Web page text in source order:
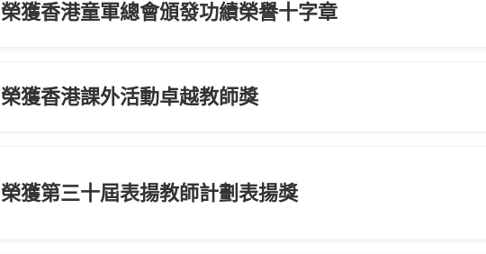
榮獲香港童軍總會頒發功績榮譽十字章
榮獲香港課外活動卓越教師獎
榮獲第三十屆表揚教師計劃表揚獎